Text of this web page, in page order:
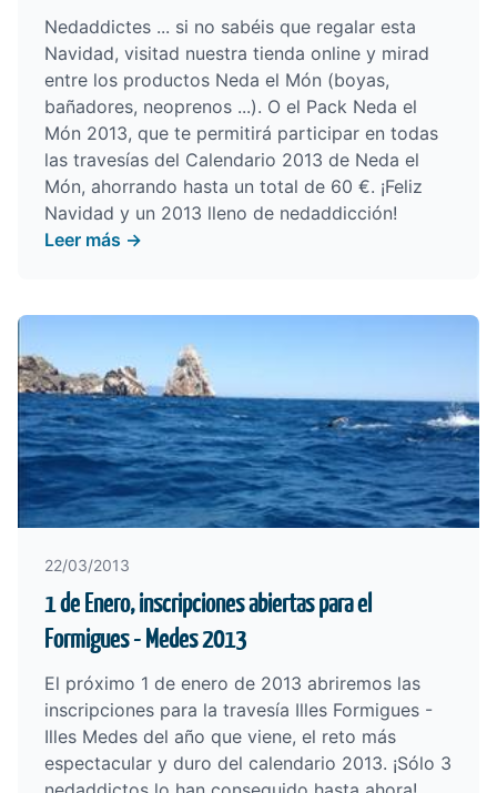
Nedaddictes ... si no sabéis que regalar esta
Navidad, visitad nuestra tienda online y mirad
entre los productos Neda el Món (boyas,
bañadores, neoprenos ...). O el Pack Neda el
Món 2013, que te permitirá participar en todas
las travesías del Calendario 2013 de Neda el
Món, ahorrando hasta un total de 60 €. ¡Feliz
Navidad y un 2013 lleno de nedaddicción!
Leer más →
22/03/2013
1 de Enero, inscripciones abiertas para el
Formigues - Medes 2013
El próximo 1 de enero de 2013 abriremos las
inscripciones para la travesía Illes Formigues -
Illes Medes del año que viene, el reto más
espectacular y duro del calendario 2013. ¡Sólo 3